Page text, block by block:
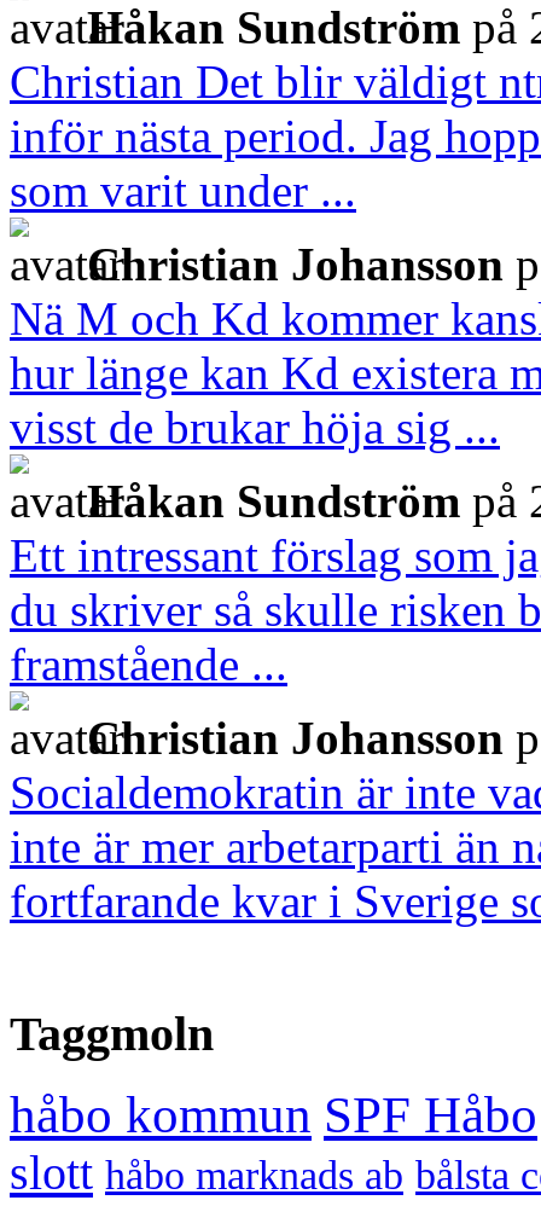
Håkan Sundström på
Christian Det blir väldigt
inför nästa period. Jag
som varit under ...
Christian Johansson
Nä M och Kd kommer
hur länge kan Kd existera
visst de brukar höja sig ...
Håkan Sundström på
Ett intressant förslag som
du skriver så skulle risken
framstående ...
Christian Johansson
Socialdemokratin är inte
inte är mer arbetarparti än
fortfarande kvar i Sverige
Taggmoln
håbo kommun SPF Håbo
slott håbo marknads ab bålsta